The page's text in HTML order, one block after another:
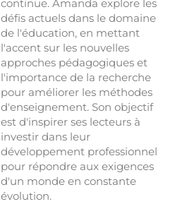
continue. Amanda explore les
défis actuels dans le domaine
de l'éducation, en mettant
l'accent sur les nouvelles
approches pédagogiques et
l'importance de la recherche
pour améliorer les méthodes
d'enseignement. Son objectif
est d'inspirer ses lecteurs à
investir dans leur
développement professionnel
pour répondre aux exigences
d'un monde en constante
évolution.